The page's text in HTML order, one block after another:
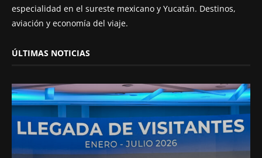
especialidad en el sureste mexicano y Yucatán. Destinos,
aviación y economía del viaje.
ÚLTIMAS NOTICIAS